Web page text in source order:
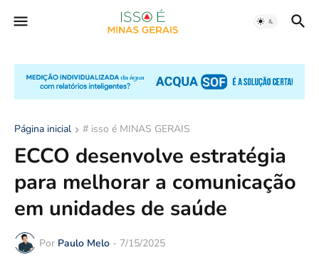
Página inicial # isso é MINAS GERAIS
ECCO desenvolve estratégia
para melhorar a comunicação
em unidades de saúde
Por Paulo Melo - 7/15/2025